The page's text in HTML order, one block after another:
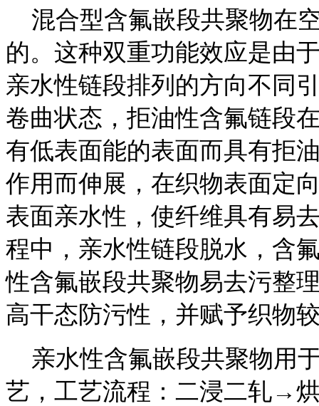
混合型含氟嵌段共聚物在
的。这种双重功能效应是由
亲水性链段排列的方向不同
卷曲状态，拒油性含氟链段
有低表面能的表面而具有拒
作用而伸展，在织物表面定
表面亲水性，使纤维具有易
程中，亲水性链段脱水，含
性含氟嵌段共聚物易去污整
高干态防污性，并赋予织物
亲水性含氟嵌段共聚物用
艺，工艺流程：二浸二轧→